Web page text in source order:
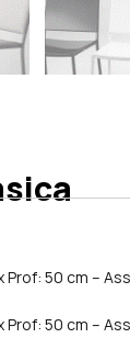
Prof: 50 cm –
Prof: 50 cm –